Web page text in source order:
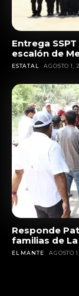
Entrega
escalón de
ESTATAL AGOSTO 1,
Responde
familias de La
EL MANTE AGOSTO